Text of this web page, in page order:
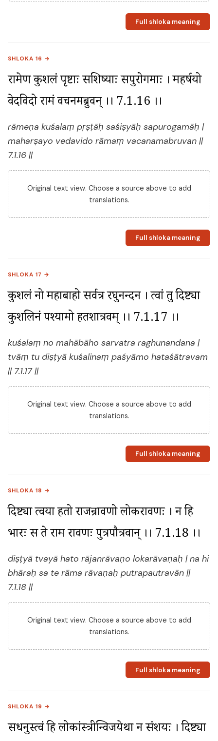
Full shloka meaning
SHLOKA 16 →
रामेण कुशलं पृष्टाः सशिष्याः सपुरोगमाः । महर्षयो
वेदविदो रामं वचनमब्रुवन् ।। 7.1.16 ।।
rāmeṇa kuśalaṃ pṛṣṭāḥ saśiṣyāḥ sapurogamāḥ |
maharṣayo vedavido rāmaṃ vacanamabruvan ||
7.1.16 ||
Original text view. Choose a source above to add
translations.
Full shloka meaning
SHLOKA 17 →
कुशलं नो महाबाहो सर्वत्र रघुनन्दन । त्वां तु दिष्ट्या
कुशलिनं पश्यामो हतशात्रवम् ।। 7.1.17 ।।
kuśalaṃ no mahābāho sarvatra raghunandana |
tvāṃ tu diṣṭyā kuśalinaṃ paśyāmo hataśātravam
|| 7.1.17 ||
Original text view. Choose a source above to add
translations.
Full shloka meaning
SHLOKA 18 →
दिष्ट्या त्वया हतो राजन्रावणो लोकरावणः । न हि
भारः स ते राम रावणः पुत्रपौत्रवान् ।। 7.1.18 ।।
diṣṭyā tvayā hato rājanrāvaṇo lokarāvaṇaḥ | na hi
bhāraḥ sa te rāma rāvaṇaḥ putrapautravān ||
7.1.18 ||
Original text view. Choose a source above to add
translations.
Full shloka meaning
SHLOKA 19 →
सधनुस्त्वं हि लोकांस्त्रीन्विजयेथा न संशयः । दिष्ट्या